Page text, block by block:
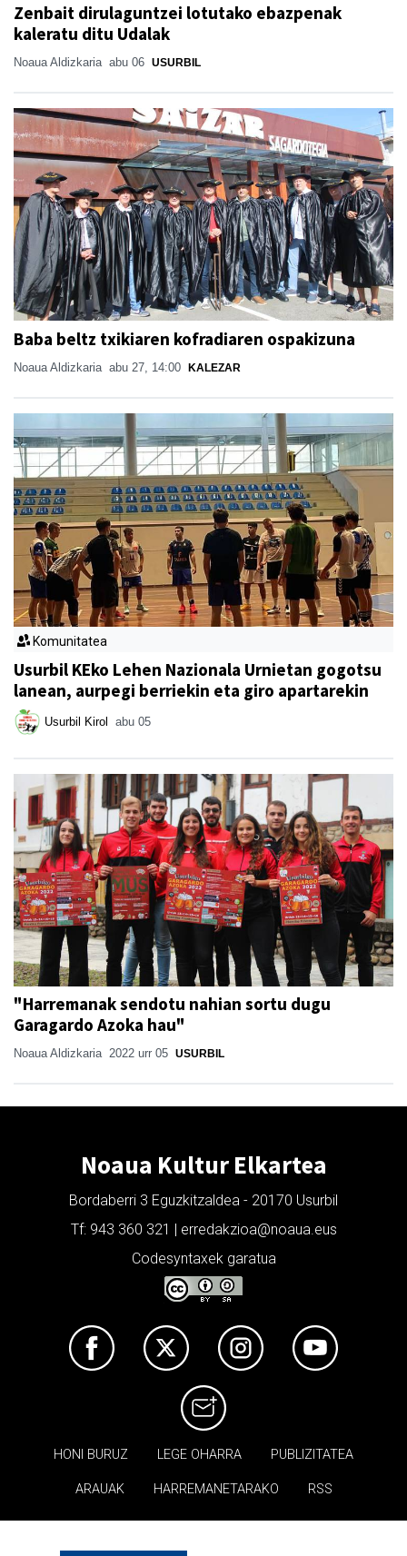
Zenbait dirulaguntzei lotutako ebazpenak
kaleratu ditu Udalak
Noaua Aldizkaria abu 06 USURBIL
Baba beltz txikiaren kofradiaren ospakizuna
Noaua Aldizkaria abu 27, 14:00 KALEZAR
Komunitatea
Usurbil KEko Lehen Nazionala Urnietan gogotsu
lanean, aurpegi berriekin eta giro apartarekin
Usurbil Kirol abu 05
"Harremanak sendotu nahian sortu dugu
Garagardo Azoka hau"
Noaua Aldizkaria 2022 urr 05 USURBIL
Noaua Kultur Elkartea
Bordaberri 3 Eguzkitzaldea - 20170 Usurbil
Tf: 943 360 321 | erredakzioa@noaua.eus
Codesyntaxek garatua
HONI BURUZ LEGE OHARRA PUBLIZITATEA
ARAUAK HARREMANETARAKO RSS